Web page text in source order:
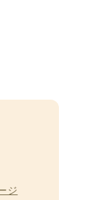
ジ